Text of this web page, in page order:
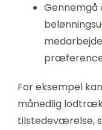
For eksempel
månedlig
tilstedeværelse,